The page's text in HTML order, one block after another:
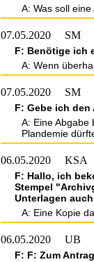
A: Was soll
07.05.2020 SM
F: Benötige ich
A: Wenn
07.05.2020 SM
F: Gebe ich
A: Eine Abgabe
Plandemie
06.05.2020 KSA
F: Hallo, ich
Stempel
Unterlagen
A: Eine Kopie
06.05.2020 UB
F: F: Zum